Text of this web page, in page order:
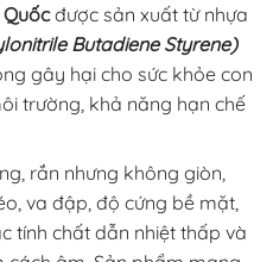
được sản xuất từ nhựa
Butadiene Styrene)
gây hại cho sức khỏe con
trường, khả năng hạn chế
rắn nhưng không giòn,
va đập, độ cứng bề mặt,
tính chất dẫn nhiệt thấp và